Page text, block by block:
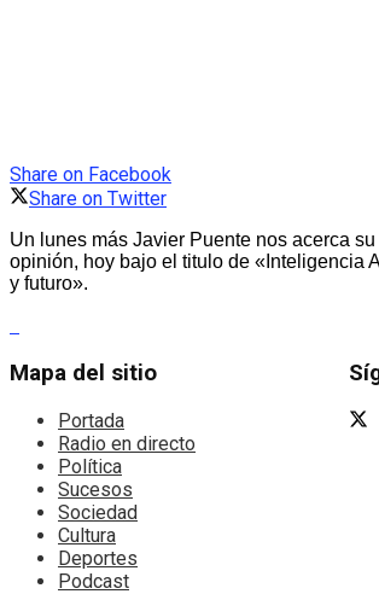
Share on Facebook
Share on Twitter
Un lunes más Javier Puente nos acerca
opinión, hoy bajo el titulo de «Inteligencia
y futuro».
Mapa del sitio
Portada
Radio en directo
Política
Sucesos
Sociedad
Cultura
Deportes
Podcast